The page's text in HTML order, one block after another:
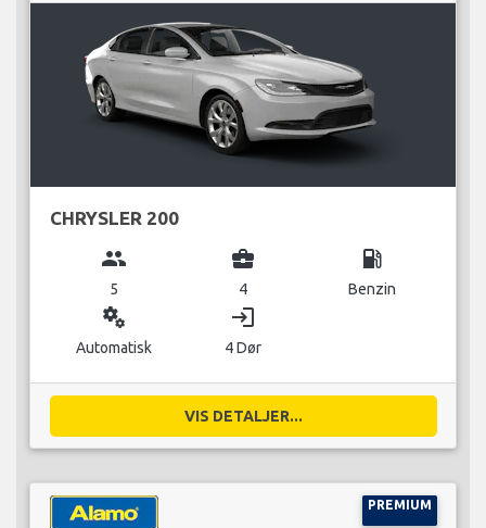
CHRYSLER 200
group
5
business_center
4
local_gas_station
Benzin
miscellaneous_services
Automatisk
login
4 Dør
VIS DETALJER...
PREMIUM